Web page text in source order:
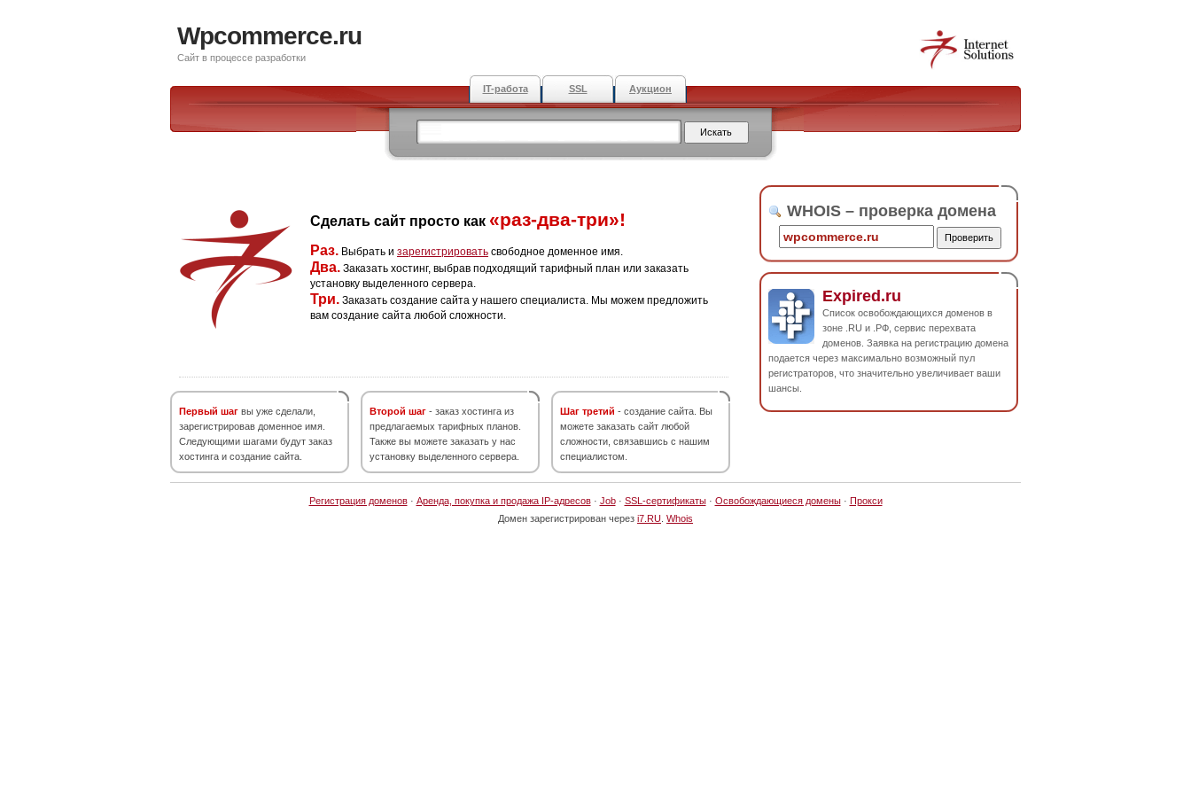
Wpcommerce.ru
Сайт в процессе разработки
IT-работа SSL Аукцион
Сделать сайт просто как «раз-два-три»!
Раз. Выбрать и зарегистрировать свободное доменное имя.
Два. Заказать хостинг, выбрав подходящий тарифный план или заказать
установку выделенного сервера.
Три. Заказать создание сайта у нашего специалиста. Мы можем предложить
вам создание сайта любой сложности.
Первый шаг вы уже сделали,
зарегистрировав доменное имя.
Следующими шагами будут заказ
хостинга и создание сайта.
Второй шаг - заказ хостинга из
предлагаемых тарифных планов.
Также вы можете заказать у нас
установку выделенного сервера.
Шаг третий - создание сайта. Вы
можете заказать сайт любой
сложности, связавшись с нашим
специалистом.
WHOIS – проверка домена
Expired.ru
Список освобождающихся доменов в
зоне .RU и .РФ, сервис перехвата
доменов. Заявка на регистрацию домена
подается через максимально возможный пул
регистраторов, что значительно увеличивает ваши
шансы.
Регистрация доменов· Аренда, покупка и продажа IP-адресов· Job· SSL-сертификаты· Освобождающиеся домены· Прокси
Домен зарегистрирован через i7.RU Whois